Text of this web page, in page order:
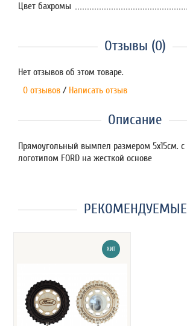
Цвет бахромы
Отзывы (0)
Нет отзывов об этом товаре.
0 отзывов / Написать отзыв
Описание
Прямоугольный вымпел размером 5х15см. с
логотипом FORD на жесткой основе
РЕКОМЕНДУЕМЫЕ
ХИТ